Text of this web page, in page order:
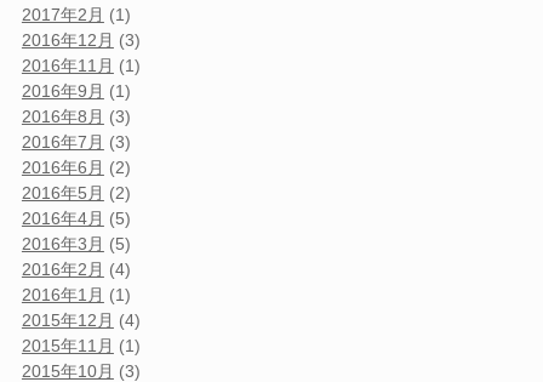
2017年2月 (1)
2016年12月 (3)
2016年11月 (1)
2016年9月 (1)
2016年8月 (3)
2016年7月 (3)
2016年6月 (2)
2016年5月 (2)
2016年4月 (5)
2016年3月 (5)
2016年2月 (4)
2016年1月 (1)
2015年12月 (4)
2015年11月 (1)
2015年10月 (3)